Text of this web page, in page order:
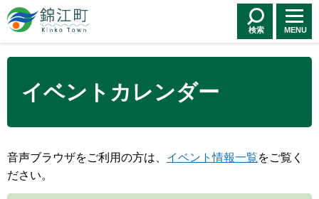
錦江町 Kinko
Town
検索 MENU
イベントカレンダー
音声ブラウザをご利用の方は、 イベント情報一覧をご覧く
ださい。